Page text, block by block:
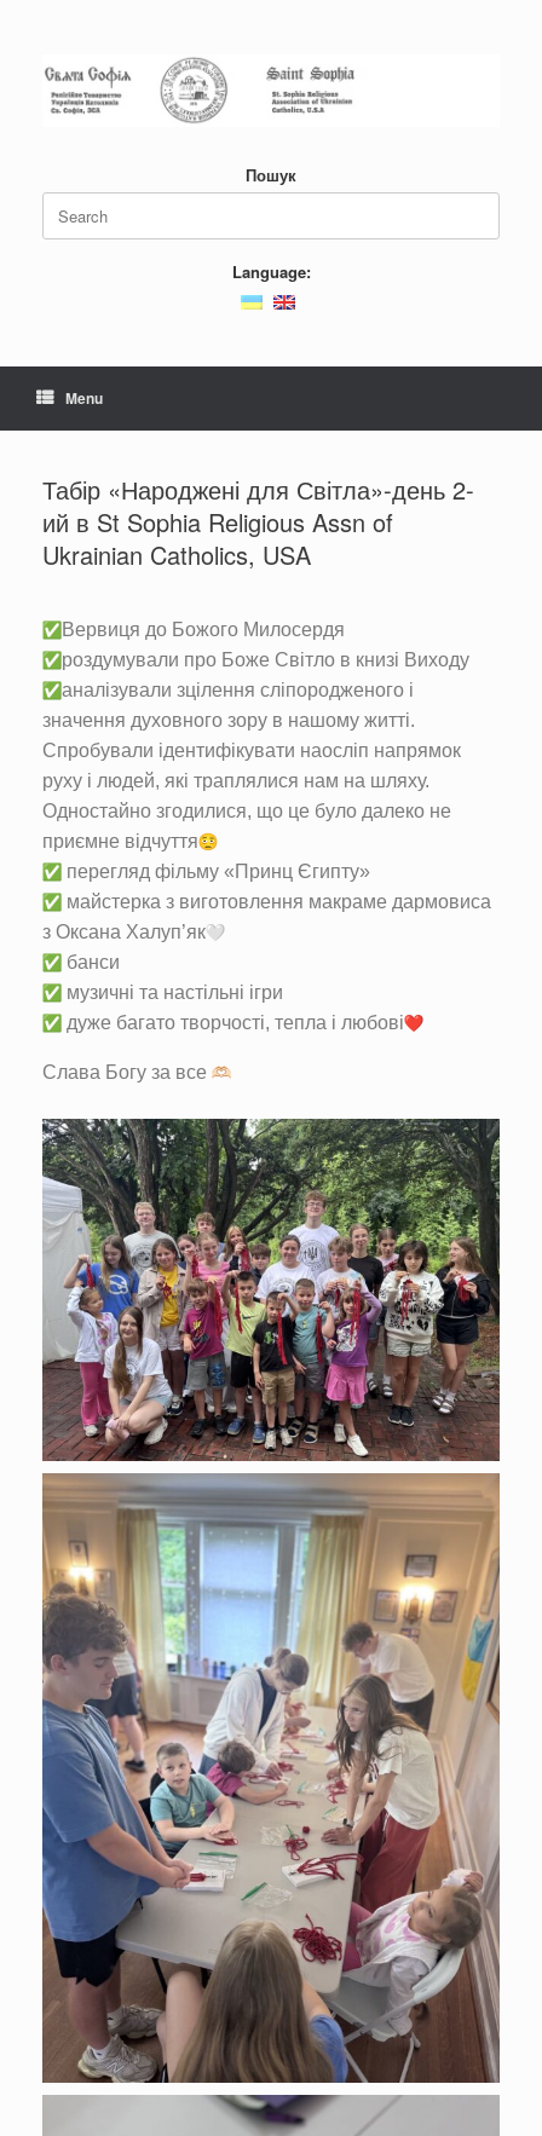
Пошук
Language:
Menu
Табір «Народжені для Світла»-день 2-
ий в St Sophia Religious Assn of
Ukrainian Catholics, USA
Вервиця до Божого Милосердя
роздумували про Боже Світло в книзі Виходу
аналізували зцілення сліпородженого і
значення духовного зору в нашому житті.
Спробували ідентифікувати наосліп напрямок
руху і людей, які траплялися нам на шляху.
Одностайно згодилися, що це було далеко не
приємне відчуття
перегляд фільму «Принц Єгипту»
майстерка з виготовлення макраме дармовиса
з Оксана Халуп’як
банси
музичні та настільні ігри
дуже багато творчості, тепла і любові
Слава Богу за все